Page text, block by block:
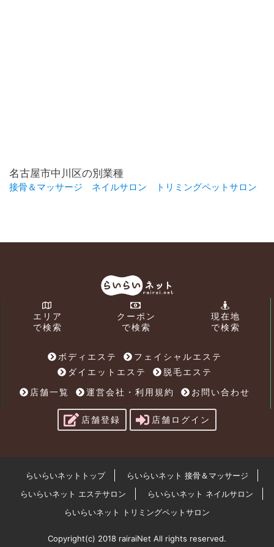
名古屋市中川区の別業種
接骨＆マッサージ ネイルサロン トリミングペットサロン
エリア
で検索
クーポン
で検索
現在地
で検索
ボディエステ
フェイシャルエステ
ダイエットエステ
脱毛エステ
店舗一覧
運営会社・利用規約 お問い合わせ
店舗登録 店舗ログイン
らいらいネットトップ
らいらいネット 接骨＆マッサージ
らいらいネット エステサロン
らいらいネット ネイルサロン
らいらいネット トリミングペットサロン
Copyright(c) 2018 rairaiNet All rights reserved.